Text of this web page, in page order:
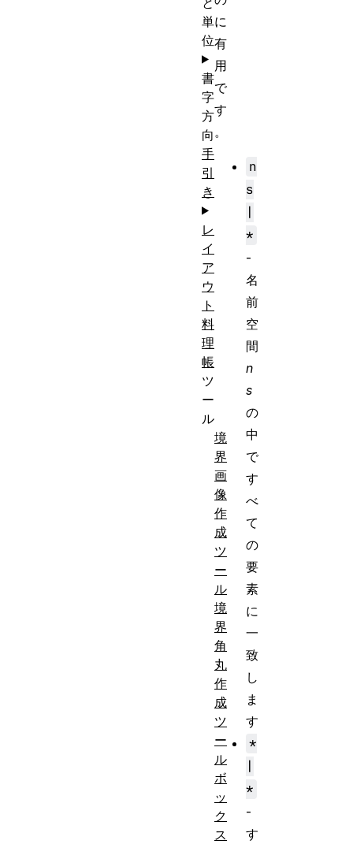
に
有
用
で
す
。
n
s
*
-
名
前
空
間
n
s
の
中
で
す
べ
て
の
要
素
に
一
致
し
ま
す
*
*
-
す
単
位
書
字
方
向
手
引
き
レ
イ
ア
ウ
ト
料
理
帳
ツ
ー
ル
境
界
画
像
作
成
ツ
ー
ル
境
界
角
丸
作
成
ツ
ー
ル
ボ
ッ
ク
ス